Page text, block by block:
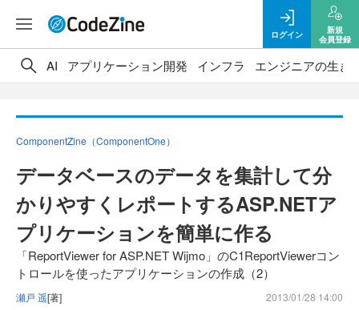
ログイン
新規
会員登録
AI アプリケーション開発 インフラ エンジニアの生き
ComponentZine（ComponentOne）
データベースのデータを集計して分
かりやすくレポートするASP.NETア
プリケーションを簡単に作る
「ReportViewer for ASP.NET Wijmo」のC1ReportViewerコン
トロールを使ったアプリケーションの作成（2）
瀬戸 遥[著] 2013/01/28 14:00